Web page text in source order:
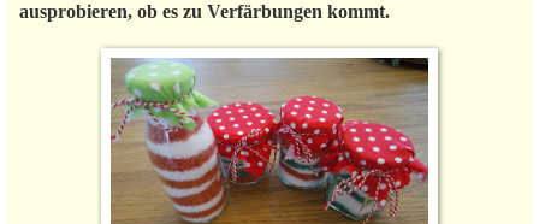
ausprobieren, ob es zu Verfärbungen kommt.